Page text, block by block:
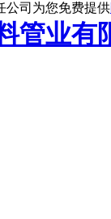
公司为您免费提供